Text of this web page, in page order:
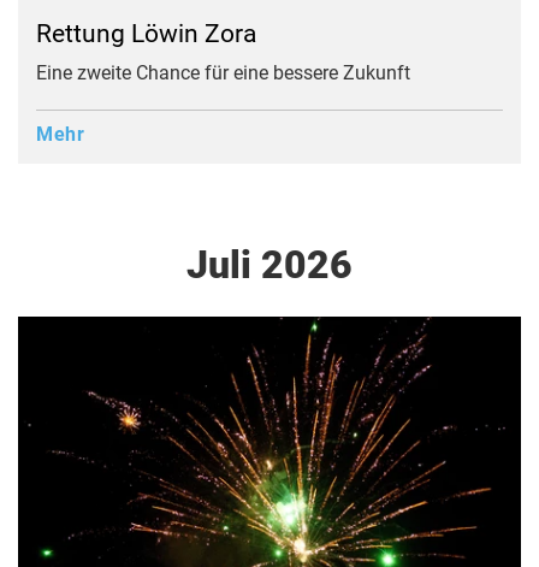
Rettung Löwin Zora
Eine zweite Chance für eine bessere Zukunft
Mehr
Juli 2026